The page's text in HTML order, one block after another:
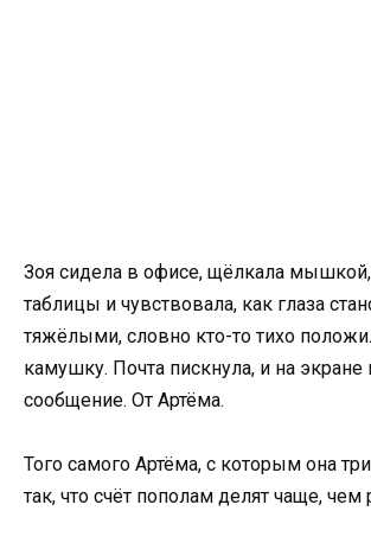
Зоя сидела в офисе, щёлкала
таблицы и чувствовала, как глаза
тяжёлыми, словно кто-то тихо
камушку. Почта пискнула, и на
сообщение. От Артёма.
Того самого Артёма, с которым она
так, что счёт пополам делят чаще, чем